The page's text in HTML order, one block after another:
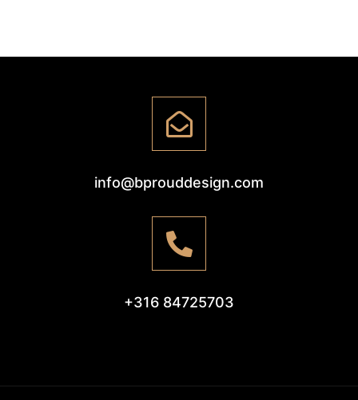
info@bprouddesign.com
+316 84725703